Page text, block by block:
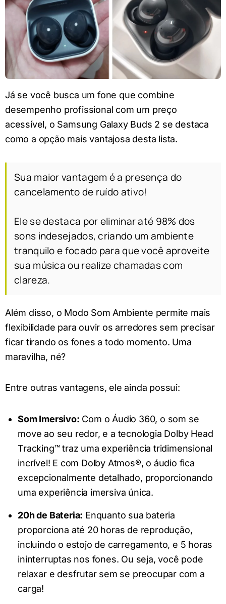
Já se você busca um fone que combine
desempenho profissional com um preço
acessível, o Samsung Galaxy Buds 2 se destaca
como a opção mais vantajosa desta lista.
Sua maior vantagem é a presença do
cancelamento de ruído ativo!
Ele se destaca por eliminar até 98% dos
sons indesejados, criando um ambiente
tranquilo e focado para que você aproveite
sua música ou realize chamadas com
clareza.
Além disso, o Modo Som Ambiente permite mais
flexibilidade para ouvir os arredores sem precisar
ficar tirando os fones a todo momento. Uma
maravilha, né?
Entre outras vantagens, ele ainda possui:
Som Imersivo: Com o Áudio 360, o som se
move ao seu redor, e a tecnologia Dolby Head
Tracking™ traz uma experiência tridimensional
incrível! E com Dolby Atmos®, o áudio fica
excepcionalmente detalhado, proporcionando
uma experiência imersiva única.
20h de Bateria: Enquanto sua bateria
proporciona até 20 horas de reprodução,
incluindo o estojo de carregamento, e 5 horas
ininterruptas nos fones. Ou seja, você pode
relaxar e desfrutar sem se preocupar com a
carga!